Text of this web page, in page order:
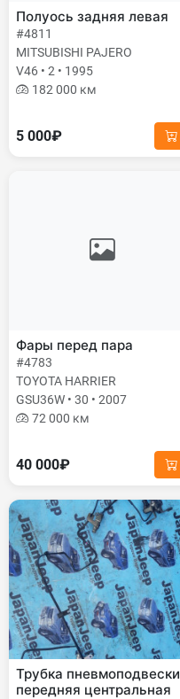
Полуось задняя левая
#4811
MITSUBISHI PAJERO
V46 • 2 • 1995
182 000 км
5 000₽
Фары перед пара
#4783
TOYOTA HARRIER
GSU36W • 30 • 2007
72 000 км
40 000₽
Трубка пневмоподвески
передняя центральная